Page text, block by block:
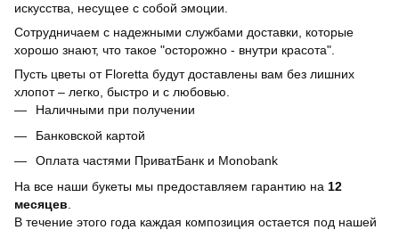
искусства, несущее с собой эмоции.
Сотрудничаем с надежными службами доставки, которые
хорошо знают, что такое "осторожно - внутри красота".
Пусть цветы от Floretta будут доставлены вам без лишних
хлопот – легко, быстро и с любовью.
Наличными при получении
Банковской картой
Оплата частями ПриватБанк и Monobank
На все наши букеты мы предоставляем гарантию на 12
месяцев
В течение этого года каждая композиция остается под нашей